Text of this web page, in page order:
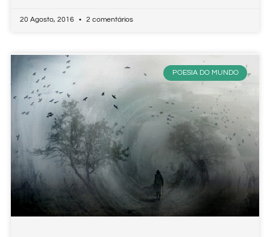
20 Agosto, 2016 2 comentários
POESIA DO MUNDO